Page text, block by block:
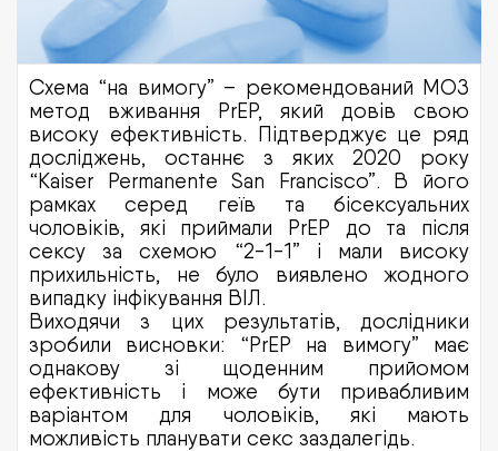
Схема “на вимогу” – рекомендований МОЗ
метод вживання PrEP, який довів свою
високу ефективність. Підтверджує це ряд
досліджень, останнє з яких 2020 року
“Kaiser Permanente San Francisco”. В його
рамках серед геїв та бісексуальних
чоловіків, які приймали PrEP до та після
сексу за схемою “2-1-1” і мали високу
прихильність, не було виявлено жодного
випадку інфікування ВІЛ.
Виходячи з цих результатів, дослідники
зробили висновки: “PrEP на вимогу” має
однакову зі щоденним прийомом
ефективність і може бути привабливим
варіантом для чоловіків, які мають
можливість планувати секс заздалегідь.